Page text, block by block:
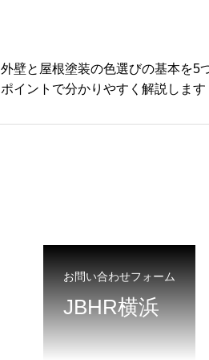
外壁と屋根塗装の色選びの基本を5
ポイントで分かりやすく解説します
お問い合わせフォーム
JBHR横浜